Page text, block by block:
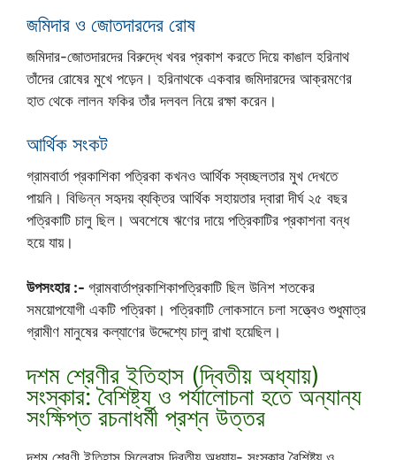
জমিদার ও জোতদারদের রোষ
জমিদার-জোতদারদের বিরুদ্ধে খবর প্রকাশ করতে দিয়ে কাঙাল হরিনাথ
তাঁদের রোষের মুখে পড়েন। হরিনাথকে একবার জমিদারদের আক্রমণের
হাত থেকে লালন ফকির তাঁর দলবল নিয়ে রক্ষা করেন।
আর্থিক সংকট
গ্রামবার্তা প্রকাশিকা পত্রিকা কখনও আর্থিক স্বচ্ছলতার মুখ দেখতে
পায়নি। বিভিন্ন সহৃদয় ব্যক্তির আর্থিক সহায়তার দ্বারা দীর্ঘ ২৫ বছর
পত্রিকাটি চালু ছিল। অবশেষে ঋণের দায়ে পত্রিকাটির প্রকাশনা বন্ধ
হয়ে যায়।
উপসংহার :- গ্রামবার্তাপ্রকাশিকাপত্রিকাটি ছিল উনিশ শতকের
সময়োপযোগী একটি পত্রিকা। পত্রিকাটি লোকসানে চলা সত্ত্বেও শুধুমাত্র
গ্রামীণ মানুষের কল্যাণের উদ্দেশ্যে চালু রাখা হয়েছিল।
দশম শ্রেণীর ইতিহাস (দ্বিতীয় অধ্যায়)
সংস্কার: বৈশিষ্ট্য ও পর্যালোচনা হতে অন্যান্য
সংক্ষিপ্ত রচনাধর্মী প্রশ্ন উত্তর